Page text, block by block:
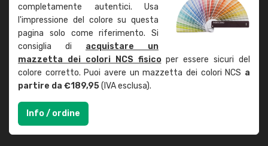
completamente autentici. Usa
l'impressione del colore su questa
pagina solo come riferimento. Si
consiglia di acquistare un
mazzetta dei colori NCS fisicoper essere sicuri del
colore corretto. Puoi avere un mazzetta dei colori NCS a
partire da €189,95(IVA esclusa).
Info / ordine